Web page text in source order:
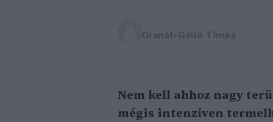
Granát-Galló Tímea
Nem kell ahhoz nagy
mégis intenzíven